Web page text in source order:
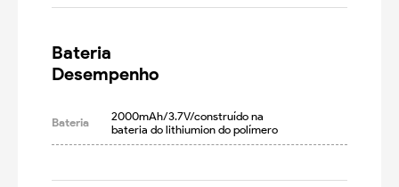
Bateria
Desempenho
Bateria
2000mAh/3.7V/construído na
bateria do lithiumion do polímero